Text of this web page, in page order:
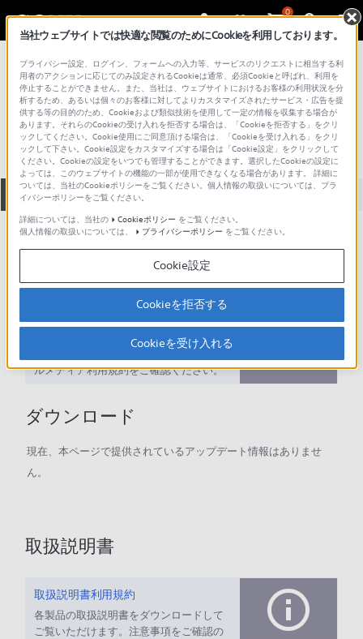
0
総合サポート・お問い合わせ CDラジオ・ラジカセ
CF-6500-2
全て ダウンロード 取扱説明書 Q&A
サポート動画をご利用の際にはソーシャ
ルメディア利用規約をご確認ください。
ダウンロード
現在、本ページで提供されているアップデート情報はありませ
ん。
取扱説明書
取扱説明書利用規約
各製品の取扱説明書をダウンロードして
ご覧いただけます。注意事項をご確認の
当社ウェブサイトでは快適な閲覧のためにCookieを利用しております。
プライバシー設定、ログイン、フォームへの入力等、サービスのリクエストに相当する利
用者のアクションに応じてのみ設定されるCookieは通常、必須Cookieと呼ばれ、利用を
停止することができません。また、当社は、ウェブサイトにおけるお客様の利用状況を分
析するため、あるいは個々のお客様に対してよりカスタマイズされたサービス・広告を提
供する等の目的のため、Cookieおよび類似技術を使用して一定の情報を収集する場合が
あります。それらのCookieの受け入れを拒否する場合は、「Cookieを拒否する」をクリ
ックしてください。Cookie使用にご同意頂ける場合は、「Cookieを受け入れる」をクリ
ックして下さい。Cookie設定をカスタマイズする場合は「Cookie設定」をクリックして
ください。Cookieの設定をいつでも管理することができます。選択したCookieの設定に
よっては、このウェブサイトの機能の一部が使用できなくなる場合があります。 詳細に
ついては、当社のCookieポリシーをご覧ください。個人情報の取扱いについては、プラ
イバシーポリシーをご覧ください。
詳細については、当社の
Cookieポリシー をご覧ください。
個人情報の取扱いについては、
プライバシーポリシー をご覧ください。
Cookie設定
Cookieを拒否する
Cookieを受け入れる